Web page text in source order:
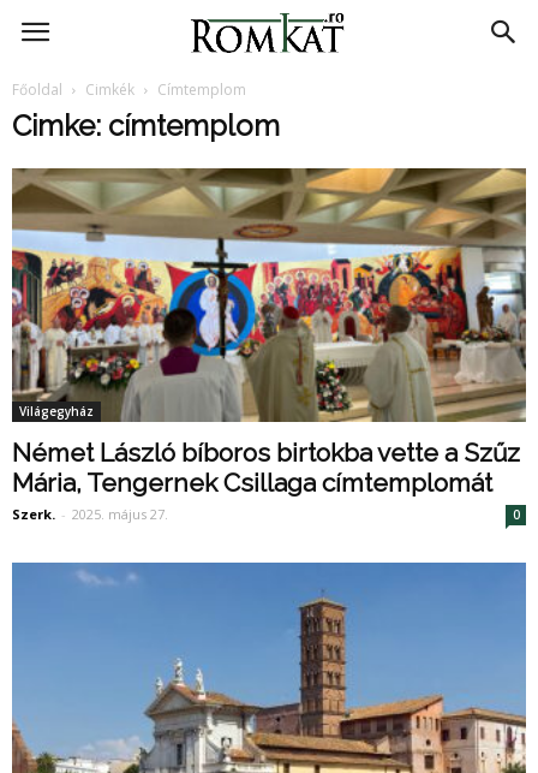
RomKat.ro
Főoldal Cimkék Címtemplom
Cimke: címtemplom
Világegyház
Német László bíboros birtokba vette a Szűz
Mária, Tengernek Csillaga címtemplomát
Szerk. - 2025. május 27. 0